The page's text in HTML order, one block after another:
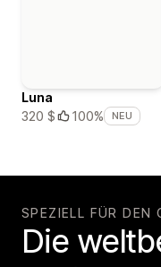
Luna
320 $
100% NEU
SPEZIELL FÜR DEN
Die